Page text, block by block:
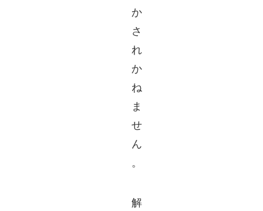
か
さ
れ
か
ね
ま
せ
ん
。
解